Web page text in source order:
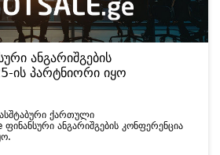
ანგარიშგების
ის პარტნიორი იყო
ქართული
ანგარიშგების კონფერენცია